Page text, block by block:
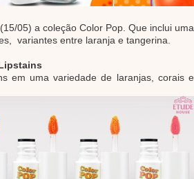
05) a coleção Color Pop. Que inclui uma
variantes entre laranja e tangerina.
em uma variedade de laranjas, corais e